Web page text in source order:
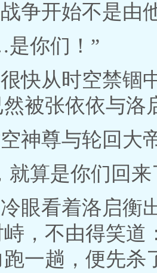
争开始不是由
你们！”
快从时空禁锢
被张依依与洛
神尊与轮回大
就算是你们回
眼看着洛启衡
，不由得笑道
一趟，便先杀